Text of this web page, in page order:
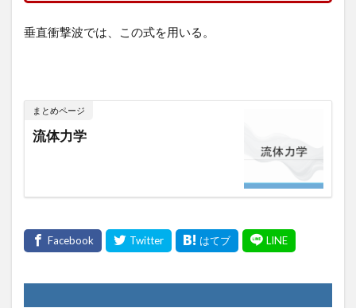
垂直衝撃波では、この式を用いる。
まとめページ
流体力学